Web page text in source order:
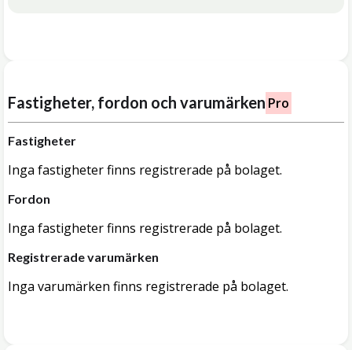
Fastigheter, fordon och varumärken Pro
Fastigheter
Inga fastigheter finns registrerade på bolaget.
Fordon
Inga fastigheter finns registrerade på bolaget.
Registrerade varumärken
Inga varumärken finns registrerade på bolaget.